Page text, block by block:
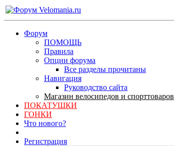
Форум
ПОМОЩЬ
Правила
Опции форума
Все разделы прочитаны
Навигация
Руководство сайта
Магазин велосипедов и спорттоваров
ПОКАТУШКИ
ГОНКИ
Что нового?
Регистрация